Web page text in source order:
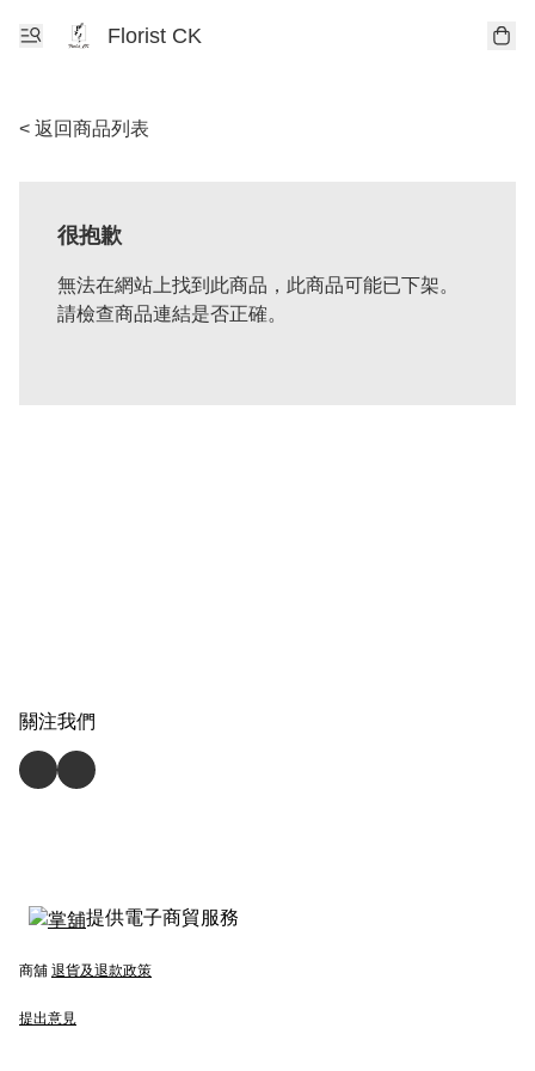
Florist CK
< 返回商品列表
很抱歉
無法在網站上找到此商品，此商品可能已下架。
請檢查商品連結是否正確。
關注我們
提供電子商貿服務
商舖 退貨及退款政策
提出意見